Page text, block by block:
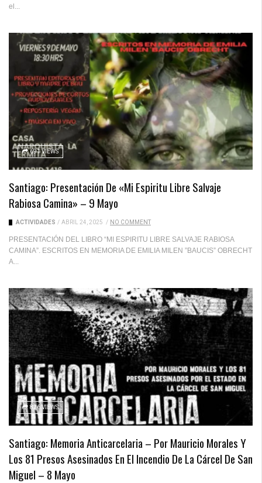
el...
691 VIEWS
Santiago: Presentación De «Mi Espiritu Libre Salvaje
Rabiosa Camina» – 9 Mayo
ACTIVIDADES / ABRIL 24, 2025 / NO COMMENT
PRESENTACIÓN DEL LIBRO “MI ESPIRITU LIBRE SALVAJE RABIOSA
CAMINA”. ESCRITOS EN MEMORIA DE EMILIA MILEN ”BAUCIS” OBRECHT
A...
826 VIEWS
Santiago: Memoria Anticarcelaria – Por Mauricio Morales Y
Los 81 Presos Asesinados En El Incendio De La Cárcel De San
Miguel – 8 Mayo